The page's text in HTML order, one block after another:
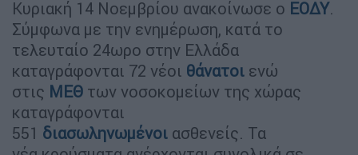
Κυριακή 14 Νοεμβρίου ανακοίνωσε ο ΕΟΔΥ.
Σύμφωνα με την ενημέρωση, κατά το
τελευταίο 24ωρο στην Ελλάδα
καταγράφονται 72 νέοι θάνατοι ενώ
στις ΜΕΘ των νοσοκομείων της χώρας
καταγράφονται
551 διασωληνωμένοι ασθενείς. Τα